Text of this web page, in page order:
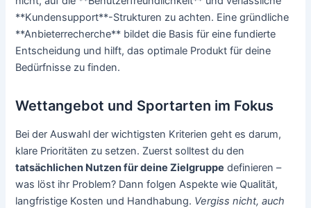
**Kundensupport**-Strukturen zu achten. Eine gründliche
**Anbieterrecherche** bildet die Basis für eine fundierte
Entscheidung und hilft, das optimale Produkt für deine
Bedürfnisse zu finden.
Wettangebot und Sportarten im Fokus
Bei der Auswahl der wichtigsten Kriterien geht es darum,
klare Prioritäten zu setzen. Zuerst solltest du den
tatsächlichen Nutzen für deine Zielgruppe definieren –
was löst ihr Problem? Dann folgen Aspekte wie Qualität,
langfristige Kosten und Handhabung. Vergiss nicht, auch